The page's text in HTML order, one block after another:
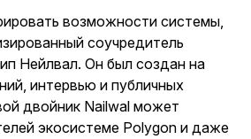
возможности системы,
соучредитель
Нейлвал. Он был создан на
интервью и публичных
двойник Nailwal может
экосистеме Polygon и даже